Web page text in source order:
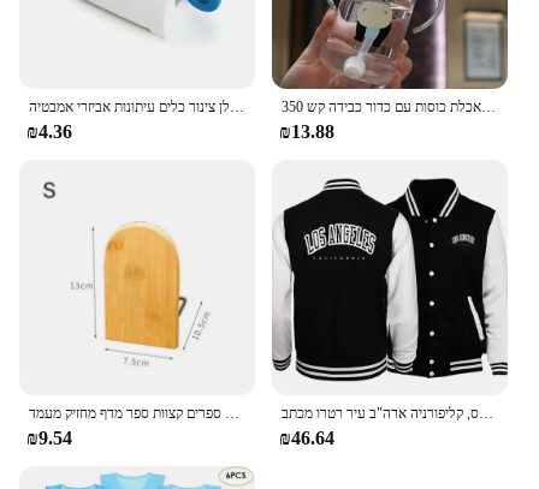
₪4.36
350 מ "ל ילדים שותים בקבוק האכלת כוסות עם כדור כבידה קש
₪13.88
₪9.54
לוס אנג 'לס, קליפורניה ארה"ב עיר רטרו מכתב Mens בגדי Loose אופנה בייסבול אחיד אופנוען חיצוני נסיעות מעיל גברים של מעיל
₪46.64